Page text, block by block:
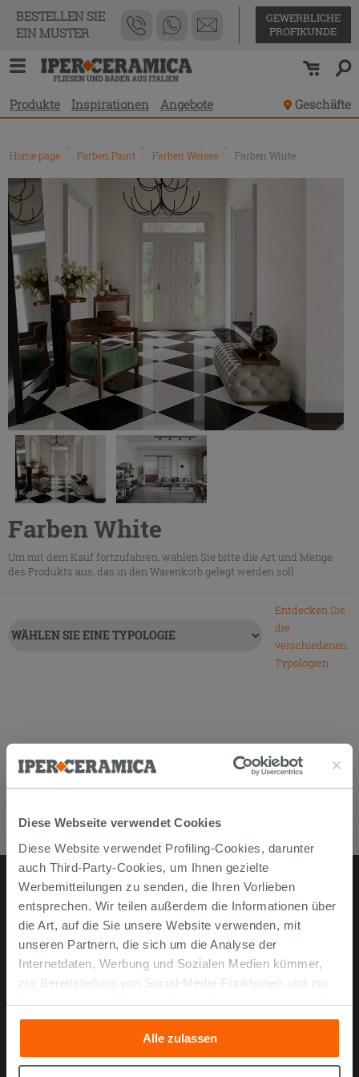
Diese Webseite verwendet Cookies
Diese Website verwendet Profiling-Cookies, darunter
auch Third-Party-Cookies, um Ihnen gezielte
Werbemitteilungen zu senden, die Ihren Vorlieben
entsprechen. Wir teilen außerdem die Informationen über
die Art, auf die Sie unsere Website verwenden, mit
unseren Partnern, die sich um die Analyse der
Internetdaten, Werbung und Sozialen Medien kümmer,
zur Bereitstellung von Social-Media-Funktionen und zur
Analyse unseres Datenverkehrs. Diese könnten sie mit
anderen Informationen, die Sie ihnen geliefert haben oder
die sie aufgrund Ihrer Verwendung ihrer Dienste
gesammelt haben, kombinieren. Falls Sie mehr wissen
Alle zulassen
BESTELLEN SIE
EIN MUSTER
GEWERBLICHE
PROFIKUNDE
Produkte Inspirationen Angebote Geschäfte
Home page Farben Paint Farben Weisse Farben White
Farben White
Um mit dem Kauf fortzufahren, wählen Sie bitte die Art und Menge
des Produkts aus, das in den Warenkorb gelegt werden soll
Entdecken Sie
die
verschiedenen
Typologien
DatenblattPaint White
DatenblattPaint TopWhite
Online kaufen
Musterstücke
Bestellen Sie mit uns
Wie man online kauft
Lieferzeiten und -kosten
Problemlose lieferung